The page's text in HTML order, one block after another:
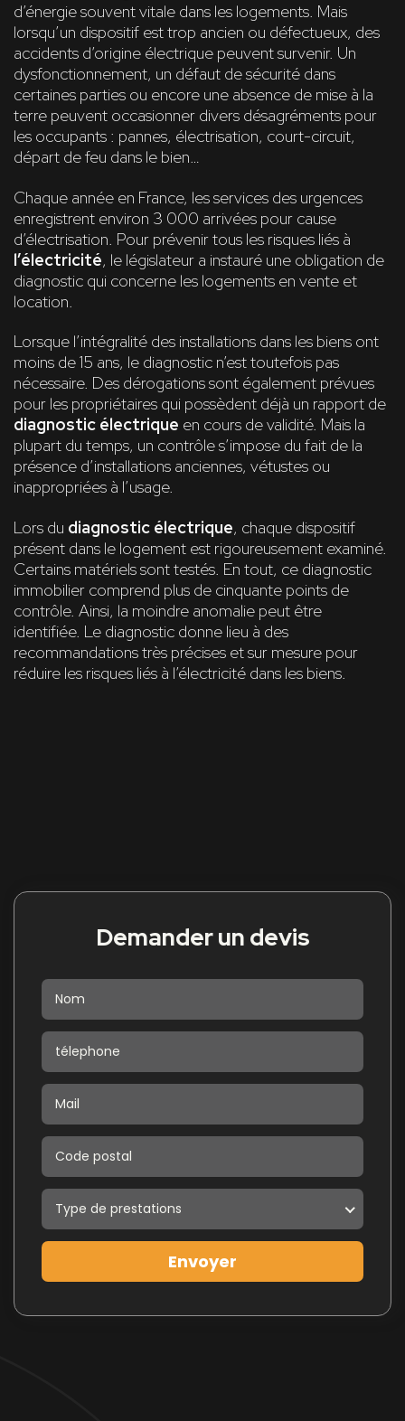
d’énergie souvent vitale dans les logements. Mais
lorsqu’un dispositif est trop ancien ou défectueux, des
accidents d’origine électrique peuvent survenir. Un
dysfonctionnement, un défaut de sécurité dans
certaines parties ou encore une absence de mise à la
terre peuvent occasionner divers désagréments pour
les occupants : pannes, électrisation, court-circuit,
départ de feu dans le bien…
Chaque année en France, les services des urgences
enregistrent environ 3 000 arrivées pour cause
d’électrisation. Pour prévenir tous les risques liés à
l’électricité, le législateur a instauré une obligation de
diagnostic qui concerne les logements en vente et
location.
Lorsque l’intégralité des installations dans les biens ont
moins de 15 ans, le diagnostic n’est toutefois pas
nécessaire. Des dérogations sont également prévues
pour les propriétaires qui possèdent déjà un rapport de
diagnostic électrique en cours de validité. Mais la
plupart du temps, un contrôle s’impose du fait de la
présence d’installations anciennes, vétustes ou
inappropriées à l’usage.
Lors du diagnostic électrique, chaque dispositif
présent dans le logement est rigoureusement examiné.
Certains matériels sont testés. En tout, ce diagnostic
immobilier comprend plus de cinquante points de
contrôle. Ainsi, la moindre anomalie peut être
identifiée. Le diagnostic donne lieu à des
recommandations très précises et sur mesure pour
réduire les risques liés à l’électricité dans les biens.
Demander un devis
Type de prestations
Envoyer